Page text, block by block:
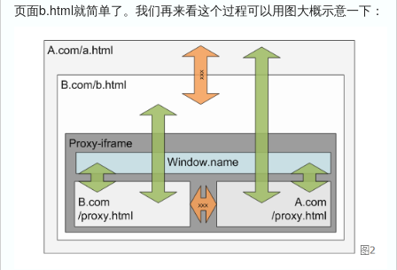
页面b.html就简单了。我们再来看这个过程可以用图大概示意一下：